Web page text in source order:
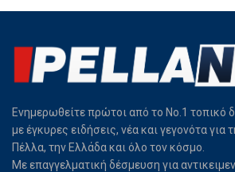
Ενημερωθείτε πρώτοι από το Νο.1 τοπικό
με έγκυρες ειδήσεις, νέα και γεγονότα για
Πέλλα, την Ελλάδα και όλο τον κόσμο.
Με επαγγελματική δέσμευση για